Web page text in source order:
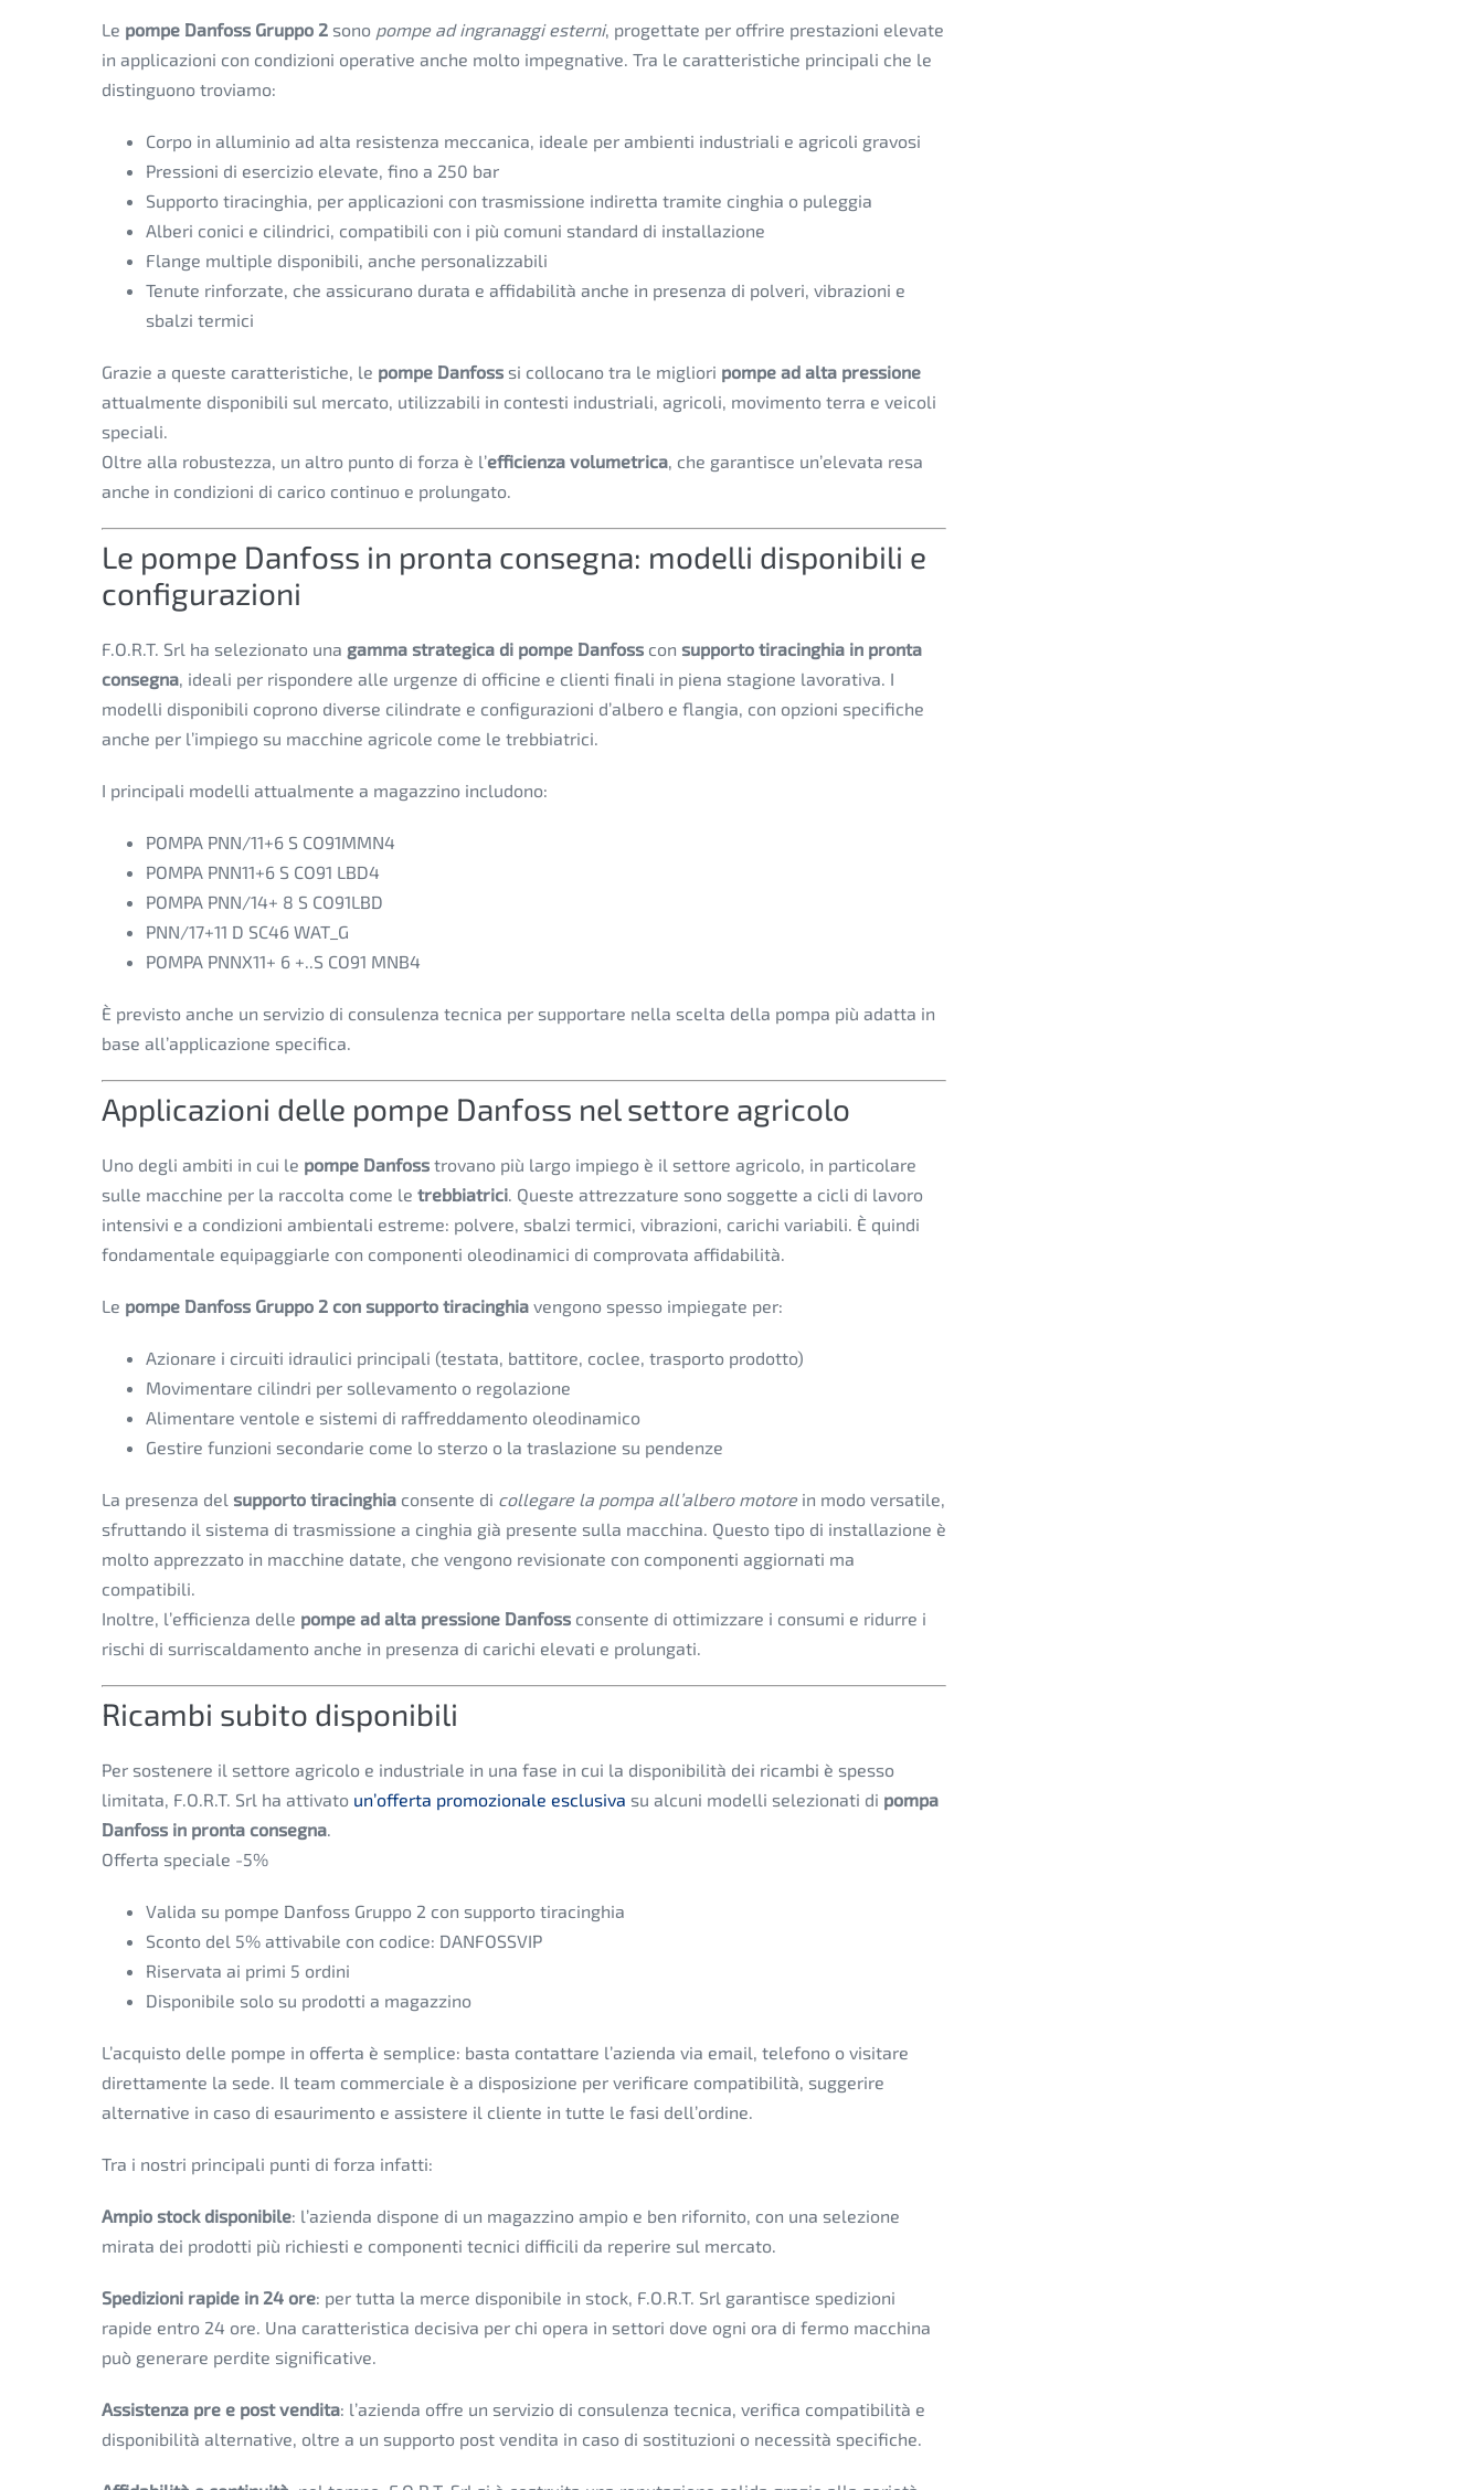
Le pompe Danfoss Gruppo 2 sono pompe ad ingranaggi esterni, progettate per offrire prestazioni elevate
in applicazioni con condizioni operative anche molto impegnative. Tra le caratteristiche principali che le
distinguono troviamo:
Corpo in alluminio ad alta resistenza meccanica, ideale per ambienti industriali e agricoli gravosi
Pressioni di esercizio elevate, fino a 250 bar
Supporto tiracinghia, per applicazioni con trasmissione indiretta tramite cinghia o puleggia
Alberi conici e cilindrici, compatibili con i più comuni standard di installazione
Flange multiple disponibili, anche personalizzabili
Tenute rinforzate, che assicurano durata e affidabilità anche in presenza di polveri, vibrazioni e
sbalzi termici
Grazie a queste caratteristiche, le pompe Danfoss si collocano tra le migliori pompe ad alta pressione
attualmente disponibili sul mercato, utilizzabili in contesti industriali, agricoli, movimento terra e veicoli
speciali.
Oltre alla robustezza, un altro punto di forza è l’efficienza volumetrica, che garantisce un’elevata resa
anche in condizioni di carico continuo e prolungato.
Le pompe Danfoss in pronta consegna: modelli disponibili e
configurazioni
F.O.R.T. Srl ha selezionato una gamma strategica di pompe Danfoss con supporto tiracinghia in pronta
consegna, ideali per rispondere alle urgenze di officine e clienti finali in piena stagione lavorativa. I
modelli disponibili coprono diverse cilindrate e configurazioni d’albero e flangia, con opzioni specifiche
anche per l’impiego su macchine agricole come le trebbiatrici.
I principali modelli attualmente a magazzino includono:
POMPA PNN/11+6 S CO91MMN4
POMPA PNN11+6 S CO91 LBD4
POMPA PNN/14+ 8 S CO91LBD
PNN/17+11 D SC46 WAT_G
POMPA PNNX11+ 6 +..S CO91 MNB4
È previsto anche un servizio di consulenza tecnica per supportare nella scelta della pompa più adatta in
base all’applicazione specifica.
Applicazioni delle pompe Danfoss nel settore agricolo
Uno degli ambiti in cui le pompe Danfoss trovano più largo impiego è il settore agricolo, in particolare
sulle macchine per la raccolta come le trebbiatrici. Queste attrezzature sono soggette a cicli di lavoro
intensivi e a condizioni ambientali estreme: polvere, sbalzi termici, vibrazioni, carichi variabili. È quindi
fondamentale equipaggiarle con componenti oleodinamici di comprovata affidabilità.
Le pompe Danfoss Gruppo 2 con supporto tiracinghia vengono spesso impiegate per:
Azionare i circuiti idraulici principali (testata, battitore, coclee, trasporto prodotto)
Movimentare cilindri per sollevamento o regolazione
Alimentare ventole e sistemi di raffreddamento oleodinamico
Gestire funzioni secondarie come lo sterzo o la traslazione su pendenze
La presenza del supporto tiracinghia consente di collegare la pompa all’albero motore in modo versatile,
sfruttando il sistema di trasmissione a cinghia già presente sulla macchina. Questo tipo di installazione è
molto apprezzato in macchine datate, che vengono revisionate con componenti aggiornati ma
compatibili.
Inoltre, l’efficienza delle pompe ad alta pressione Danfoss consente di ottimizzare i consumi e ridurre i
rischi di surriscaldamento anche in presenza di carichi elevati e prolungati.
Ricambi subito disponibili
Per sostenere il settore agricolo e industriale in una fase in cui la disponibilità dei ricambi è spesso
limitata, F.O.R.T. Srl ha attivato un’offerta promozionale esclusiva su alcuni modelli selezionati di pompa
Danfoss in pronta consegna.
Offerta speciale -5%
Valida su pompe Danfoss Gruppo 2 con supporto tiracinghia
Sconto del 5% attivabile con codice: DANFOSSVIP
Riservata ai primi 5 ordini
Disponibile solo su prodotti a magazzino
L’acquisto delle pompe in offerta è semplice: basta contattare l’azienda via email, telefono o visitare
direttamente la sede. Il team commerciale è a disposizione per verificare compatibilità, suggerire
alternative in caso di esaurimento e assistere il cliente in tutte le fasi dell’ordine.
Tra i nostri principali punti di forza infatti:
Ampio stock disponibile: l’azienda dispone di un magazzino ampio e ben rifornito, con una selezione
mirata dei prodotti più richiesti e componenti tecnici difficili da reperire sul mercato.
Spedizioni rapide in 24 ore: per tutta la merce disponibile in stock, F.O.R.T. Srl garantisce spedizioni
rapide entro 24 ore. Una caratteristica decisiva per chi opera in settori dove ogni ora di fermo macchina
può generare perdite significative.
Assistenza pre e post vendita: l’azienda offre un servizio di consulenza tecnica, verifica compatibilità e
disponibilità alternative, oltre a un supporto post vendita in caso di sostituzioni o necessità specifiche.